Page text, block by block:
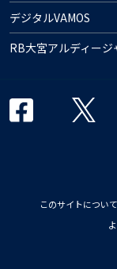
デジタルVAMOS
RB大宮アルディージ
このサイトについて